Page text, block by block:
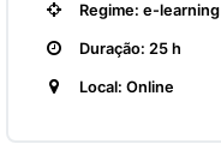
Regime: e-learning
Duração: 25 h
Local: Online